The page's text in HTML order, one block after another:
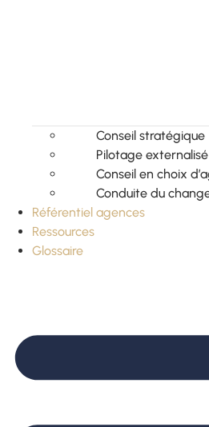
Conseil stratégique
Pilotage externalisé
Conseil en choix
Conduite du
Référentiel agences
Ressources
Glossaire